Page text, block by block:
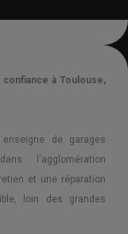
chaîne
et
à Toulouse,
de garages
l'agglomération
et une réparation
loin des grandes